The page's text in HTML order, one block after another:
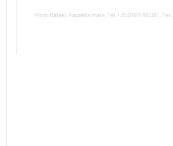
Porto Rafael, Piazzetta mare, Tel. +39.0789.700381, Fax.